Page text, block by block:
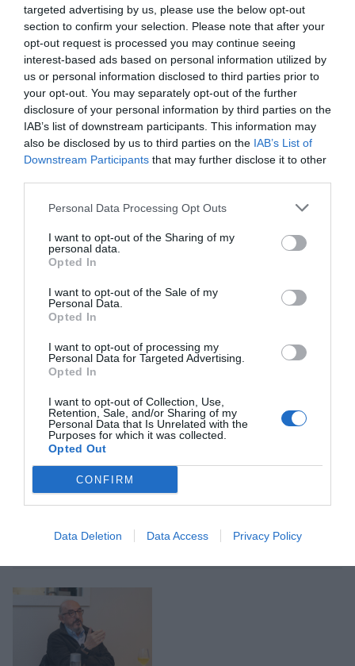
targeted advertising by us, please use the below opt-out
section to confirm your selection. Please note that after your
opt-out request is processed you may continue seeing
interest-based ads based on personal information utilized by
us or personal information disclosed to third parties prior to
your opt-out. You may separately opt-out of the further
disclosure of your personal information by third parties on the
IAB’s list of downstream participants. This information may
also be disclosed by us to third parties on the IAB’s List of
Downstream Participants that may further disclose it to other
Personal Data Processing Opt Outs
I want to opt-out of the Sharing of my
personal data.
Opted In
I want to opt-out of the Sale of my
Personal Data.
Opted In
I want to opt-out of processing my
Personal Data for Targeted Advertising.
Opted In
I want to opt-out of Collection, Use,
Retention, Sale, and/or Sharing of my
Personal Data that Is Unrelated with the
Purposes for which it was collected.
Opted Out
CONFIRM
Data Deletion Data Access Privacy Policy
a les formacions independentistes durant el
sopar.
La conversa avança, el temps agonitza i, pels volts
de mitjanit, és hora de tocar el dos. A la sortida del
Fishhh!, mentre els assistents ens acomiadem
abans de tornar a casa, Roures repassa l’agenda
de l’endemà amb la seva cap de comunicació. Ho
té tot al cap i remarca que a les deu del matí
puntual.
AfegirVIA Empresacom a font preferida de
Google de forma gratuïta
ACTIVAR ARA